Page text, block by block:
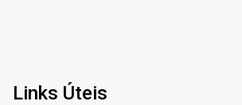
Links Úteis